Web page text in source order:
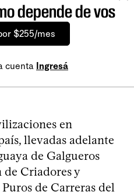
depende de vos
$255/mes
cuenta Ingresá
en
llevadas adelante
de Galgueros
de Criadores y
de Carreras del